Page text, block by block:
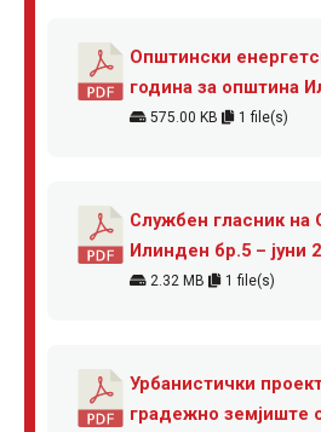
Општински
година за општина
575.00 KB 1 file(s)
Службен гласник на
Илинден бр.5 – јуни
2.32 MB 1 file(s)
Урбанистички
градежно земјиште